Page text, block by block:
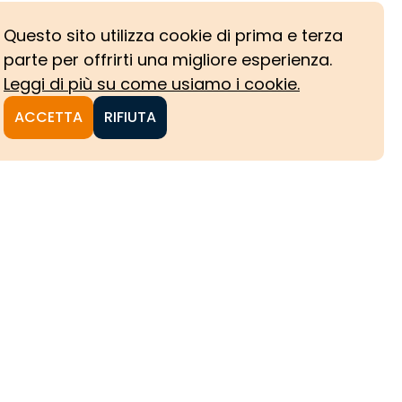
Questo sito utilizza cookie di prima e terza
parte per offrirti una migliore esperienza.
Leggi di più su come usiamo i cookie.
ACCETTA RIFIUTA